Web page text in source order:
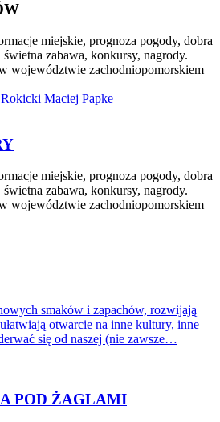
miejskie, prognoza pogody, dobra
zabawa, konkursy, nagrody.
województwie zachodniopomorskiem
Maciej Papke
miejskie, prognoza pogody, dobra
zabawa, konkursy, nagrody.
województwie zachodniopomorskiem
smaków i zapachów, rozwijają
otwarcie na inne kultury, inne
się od naszej (nie zawsze…
POD ŻAGLAMI